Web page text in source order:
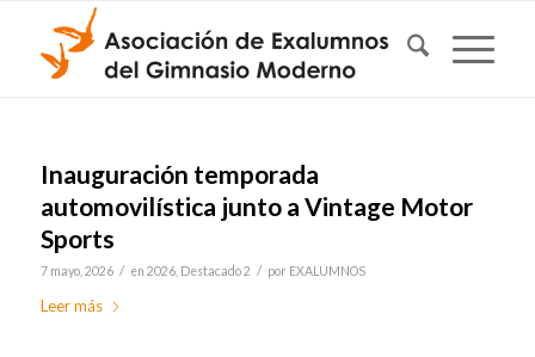
Inauguración temporada
automovilística junto a Vintage Motor
Sports
7 mayo, 2026 / en 2026, Destacado 2 / por EXALUMNOS
Leer más